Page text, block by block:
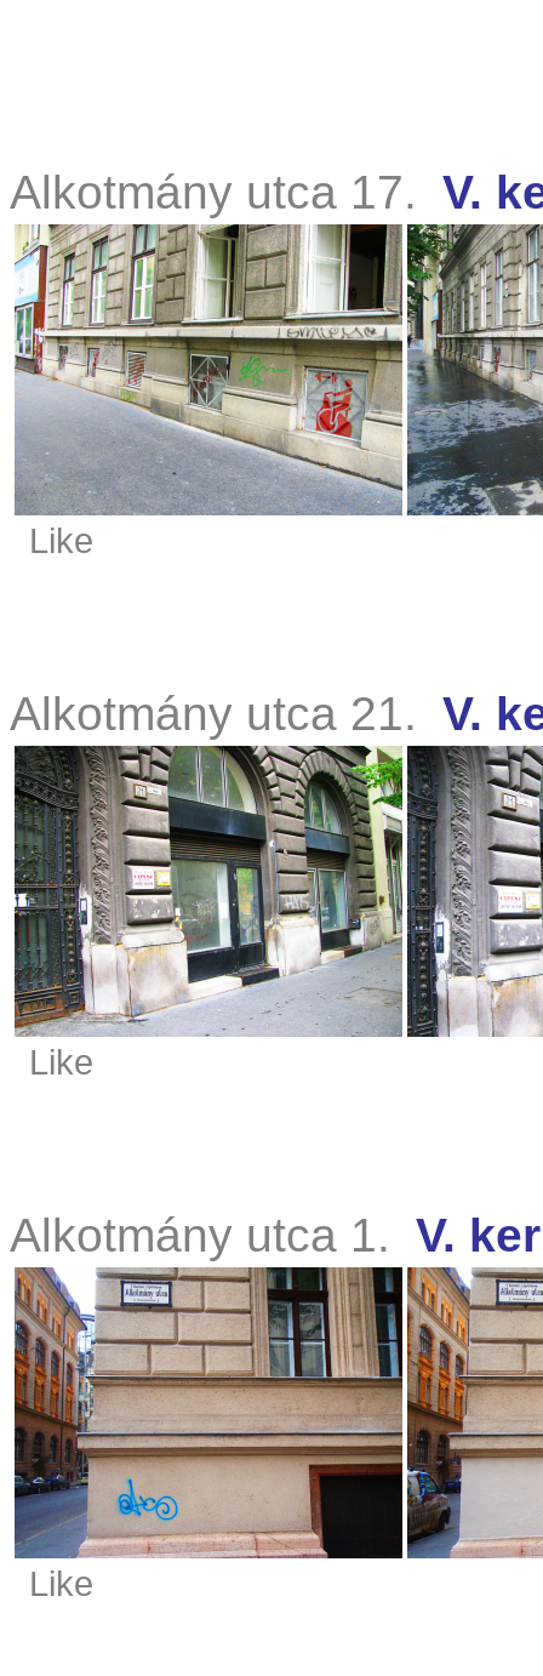
Alkotmány utca 17. V.
Like
Alkotmány utca 21. V.
Like
Alkotmány utca 1. V. ker
Like